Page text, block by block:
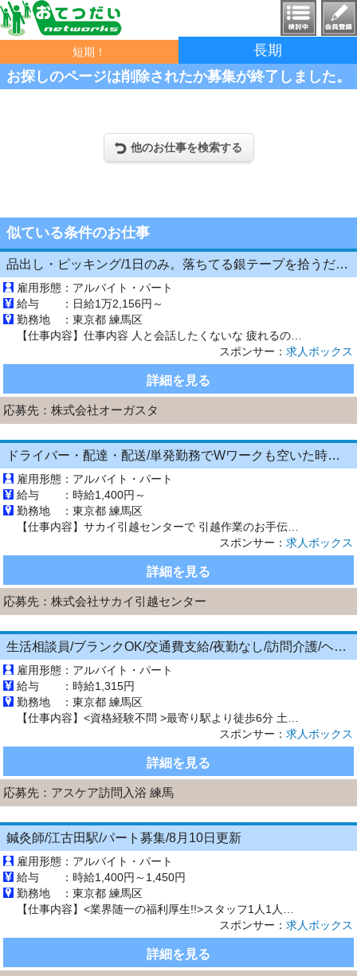
短期！
長期
お探しのページは削除されたか募集が終了しました。
他のお仕事を検索する
似ている条件のお仕事
品出し・ピッキング/1日のみ。落ちてる銀テープを拾うだけイベントバイト
雇用形態： アルバイト・パート
給与 ： 日給1万2,156円～
勤務地 ： 東京都 練馬区
スポンサー： 求人ボックス
詳細を見る
応募先： 株式会社オーガスタ
ドライバー・配達・配送/単発勤務でWワークも空いた時間で賢く収入UP 日払OK・1日4h
雇用形態： アルバイト・パート
給与 ： 時給1,400円～
勤務地 ： 東京都 練馬区
スポンサー： 求人ボックス
詳細を見る
応募先： 株式会社サカイ引越センター
生活相談員/ブランクOK/交通費支給/夜勤なし/訪問介護/ヘルパー
雇用形態： アルバイト・パート
給与 ： 時給1,315円
勤務地 ： 東京都 練馬区
スポンサー： 求人ボックス
詳細を見る
応募先： アスケア訪問入浴 練馬
鍼灸師/江古田駅/パート募集/8月10日更新
雇用形態： アルバイト・パート
給与 ： 時給1,400円～1,450円
勤務地 ： 東京都 練馬区
スポンサー： 求人ボックス
詳細を見る